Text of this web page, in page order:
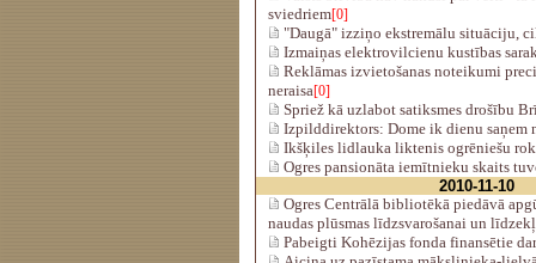
sviedriem[0]
"Daugā" izziņo ekstremālu situāciju,
Izmaiņas elektrovilcienu kustības
Reklāmas izvietošanas noteikumi
neraisa[0]
Spriež kā uzlabot satiksmes drošību
Izpilddirektors: Dome ik dienu saņem
Ikšķiles lidlauka liktenis ogrēniešu
Ogres pansionāta iemītnieku skaits
2010-11-10
Ogres Centrālā bibliotēkā piedāvā
naudas plūsmas līdzsvarošanai un
Pabeigti Kohēzijas fonda finansētie